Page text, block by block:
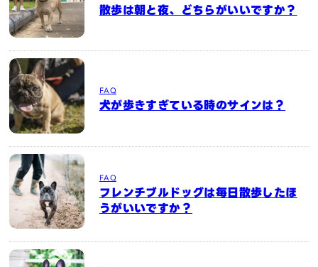
散歩は朝と夜、どちらがいいですか？
FAQ
犬が歩きすぎている時のサインは？
FAQ
フレンチブルドッグは毎日散歩したほ
うがいいですか？